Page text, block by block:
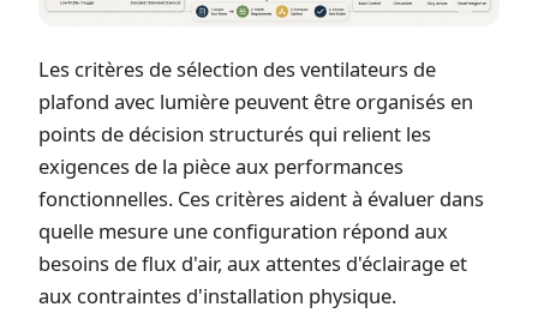
Les critères de sélection des ventilateurs de
plafond avec lumière peuvent être organisés en
points de décision structurés qui relient les
exigences de la pièce aux performances
fonctionnelles. Ces critères aident à évaluer dans
quelle mesure une configuration répond aux
besoins de flux d'air, aux attentes d'éclairage et
aux contraintes d'installation physique.